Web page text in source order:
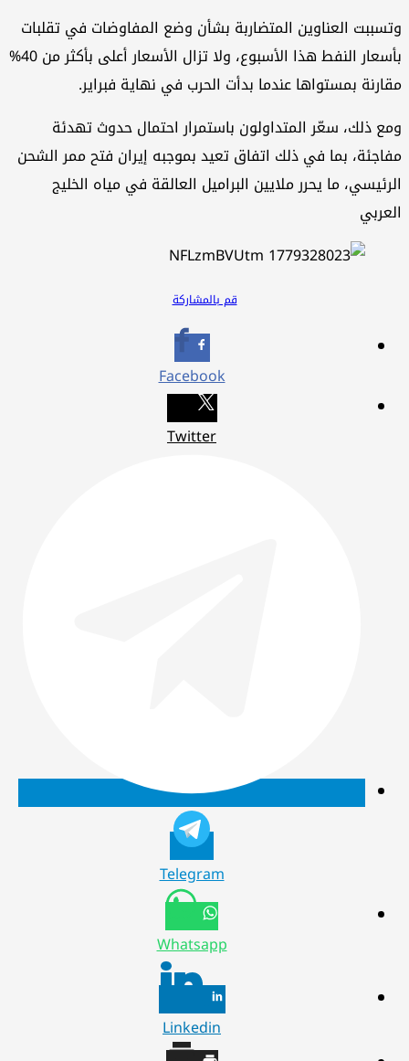
العناوين المتضاربة بشأن وضع المفاوضات في تقلبات
بأسعار النفط هذا الأسبوع، ولا تزال الأسعار أعلى بأكثر من 40%
بمستواها عندما بدأت الحرب في نهاية فبراير.
ذلك، سعّر المتداولون باستمرار احتمال حدوث تهدئة
بما في ذلك اتفاق تعيد بموجبه إيران فتح ممر الشحن
ما يحرر ملايين البراميل العالقة في مياه الخليج
قم بالمشاركة
Facebook
Twitter
Telegram
Whatsapp
Linkedin